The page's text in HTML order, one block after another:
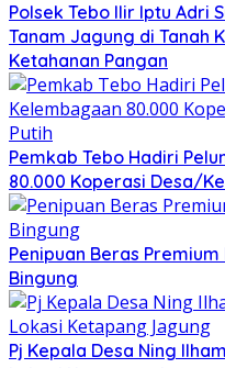
Polsek Tebo Ilir Iptu Adri
Tanam Jagung di Tanah
Ketahanan Pangan
Pemkab Tebo Hadiri
80.000 Koperasi Desa/
Penipuan Beras
Bingung
Pj Kepala Desa Ning